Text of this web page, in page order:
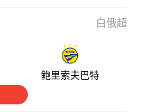
白俄超
鲍里索夫巴特